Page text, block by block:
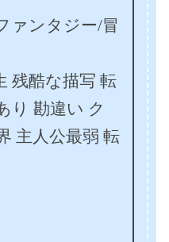
ァンタジー/冒
残酷な描写 転
り 勘違い ク
主人公最弱 転